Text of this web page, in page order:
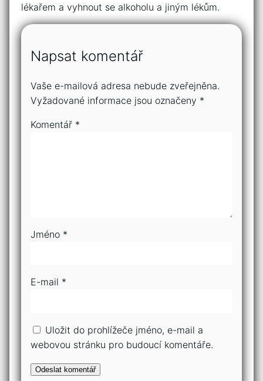
lékařem a vyhnout se alkoholu a jiným lékům.
Napsat komentář
Vaše e-mailová adresa nebude zveřejněna.
Vyžadované informace jsou označeny *
Komentář *
Jméno *
E-mail *
Uložit do prohlížeče jméno, e-mail a
webovou stránku pro budoucí komentáře.